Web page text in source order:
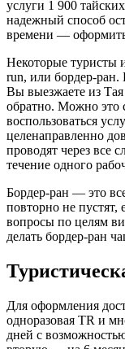
услуги 1 900
надежный способ
времени —
Некоторые туристы
run, или бордер-ран.
Вы выезжаете из Тая
обратно. Можно это
воспользоваться
целенаправленно
проводят через все
течение одного
Бордер-ран — это
повторно не пустят,
вопросы по целям
делать бордер-ран
Для оформления
одноразовая TR и
дней с